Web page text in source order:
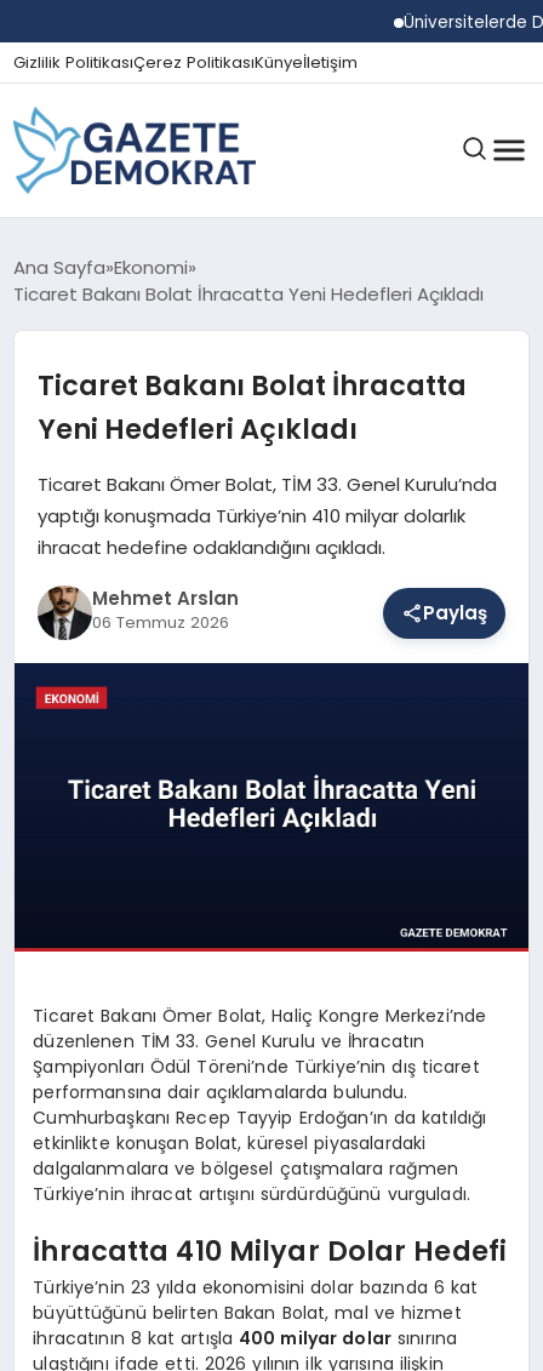
Üniversitelerde
Gizlilik PolitikasıÇerez PolitikasıKünyeİletişim
GÜNDEM
SPOR
MAGAZIN
SAĞLIK
EĞITIM
DÜNYA
Ana Sayfa Ekonomi
Ticaret Bakanı Bolat İhracatta Yeni Hedefleri Açıkladı
Ticaret Bakanı Bolat İhracatta
Yeni Hedefleri Açıkladı
Ticaret Bakanı Ömer Bolat, TİM 33. Genel Kurulu’nda
yaptığı konuşmada Türkiye’nin 410 milyar dolarlık
ihracat hedefine odaklandığını açıkladı.
Mehmet Arslan
06 Temmuz 2026 Paylaş
Ticaret Bakanı Ömer Bolat, Haliç Kongre Merkezi’nde
düzenlenen TİM 33. Genel Kurulu ve İhracatın
Şampiyonları Ödül Töreni’nde Türkiye’nin dış ticaret
performansına dair açıklamalarda bulundu.
Cumhurbaşkanı Recep Tayyip Erdoğan’ın da katıldığı
etkinlikte konuşan Bolat, küresel piyasalardaki
dalgalanmalara ve bölgesel çatışmalara rağmen
Türkiye’nin ihracat artışını sürdürdüğünü vurguladı.
İhracatta 410 Milyar Dolar Hedefi
Türkiye’nin 23 yılda ekonomisini dolar bazında 6 kat
büyüttüğünü belirten Bakan Bolat, mal ve hizmet
ihracatının 8 kat artışla 400 milyar dolar sınırına
ulaştığını ifade etti. 2026 yılının ilk yarısına ilişkin